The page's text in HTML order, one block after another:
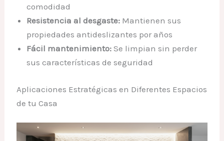
comodidad
Resistencia al desgaste: Mantienen sus
propiedades antideslizantes por años
Fácil mantenimiento: Se limpian sin perder
sus características de seguridad
Aplicaciones Estratégicas en Diferentes Espacios
de tu Casa